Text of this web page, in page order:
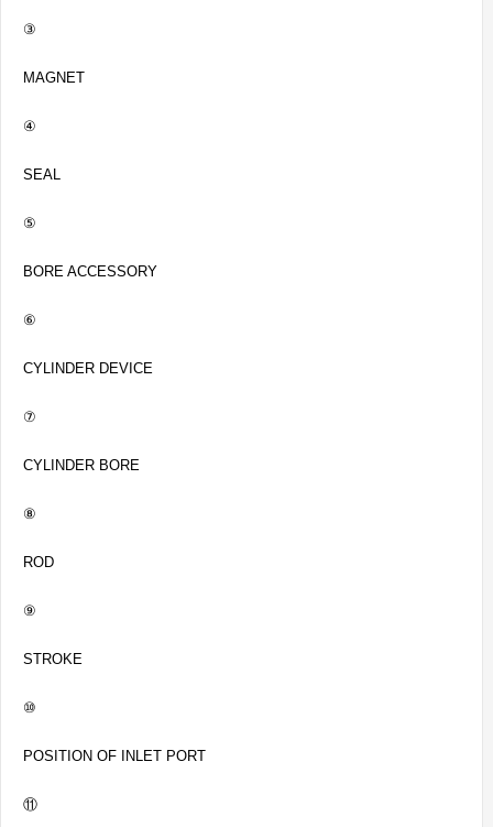
③
MAGNET
④
SEAL
⑤
BORE ACCESSORY
⑥
CYLINDER DEVICE
⑦
CYLINDER BORE
⑧
ROD
⑨
STROKE
⑩
POSITION OF INLET PORT
⑪